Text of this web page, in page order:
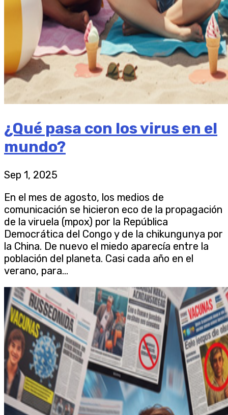
¿Qué pasa con los virus en el
mundo?
Sep 1, 2025
En el mes de agosto, los medios de
comunicación se hicieron eco de la propagación
de la viruela (mpox) por la República
Democrática del Congo y de la chikungunya por
la China. De nuevo el miedo aparecía entre la
población del planeta. Casi cada año en el
verano, para...